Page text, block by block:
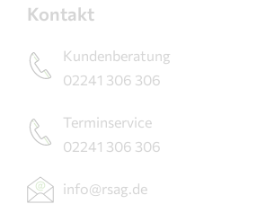
Kontakt
Kundenberatung
02241 306 306
Terminservice
02241 306 306
info@rsag.de